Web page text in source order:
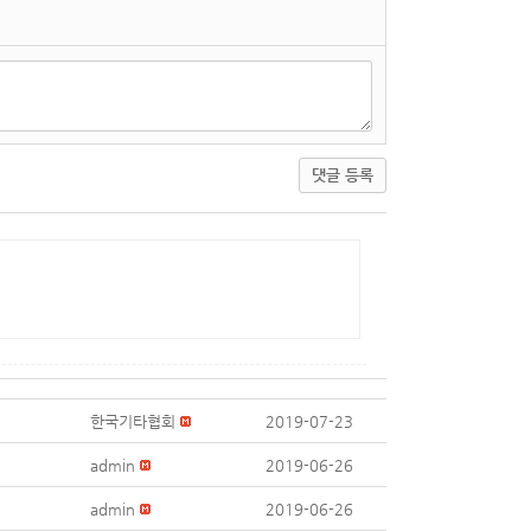
댓글 등록
한국기타협회 2019-07-23
admin 2019-06-26
admin 2019-06-26